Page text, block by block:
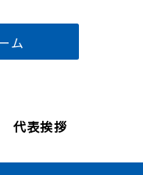
ム
代表挨拶